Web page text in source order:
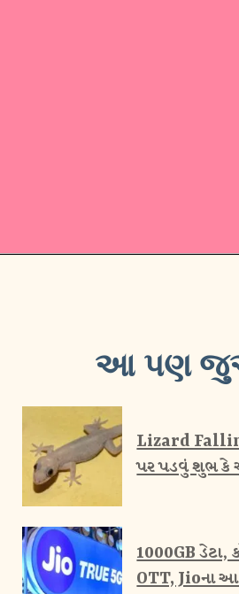
આ પણ
Lizard
1000GB ડેટા,
OTT, Jioના આ